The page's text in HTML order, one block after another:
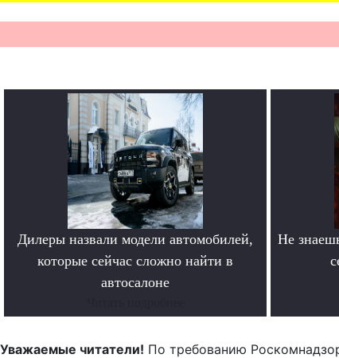
Дилеры назвали модели автомобилей,
которые сейчас сложно найти в
автосалоне
Не
Уважаемые читатели! По требованию